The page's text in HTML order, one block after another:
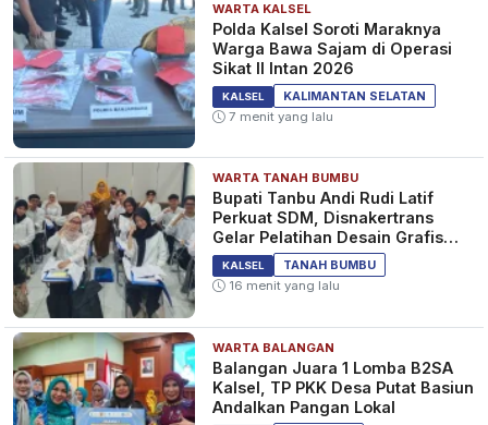
WARTA KALSEL
Polda Kalsel Soroti Maraknya
Warga Bawa Sajam di Operasi
Sikat II Intan 2026
KALSEL
KALIMANTAN SELATAN
7 menit yang lalu
WARTA TANAH BUMBU
Bupati Tanbu Andi Rudi Latif
Perkuat SDM, Disnakertrans
Gelar Pelatihan Desain Grafis
dan Barbershop
KALSEL
TANAH BUMBU
16 menit yang lalu
WARTA BALANGAN
Balangan Juara 1 Lomba B2SA
Kalsel, TP PKK Desa Putat Basiun
Andalkan Pangan Lokal